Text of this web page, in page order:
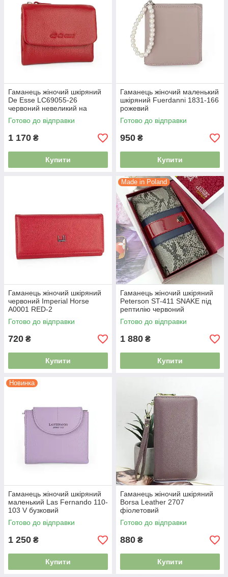
Гаманець жіночий шкіряний
De Esse LC69055-26
червоний невеликий на
магніті
Готово до відправки
1 170 ₴
Купити
Гаманець жіночий маленький
шкіряний Fuerdanni 1831-166
рожевий
Готово до відправки
950 ₴
Купити
Гаманець жіночий шкіряний
червоний Imperial Horse
A0001 RED-2
Готово до відправки
720 ₴
Купити
Made in Poland
Гаманець жіночий шкіряний
Peterson ST-411 SNAKE під
рептилію червоний
Готово до відправки
1 880 ₴
Купити
Новинка
Гаманець жіночий шкіряний
маленький Las Fernando 110-
103 V бузковий
Готово до відправки
1 250 ₴
Купити
Гаманець жіночий шкіряний
Borsa Leather 2707
фіолетовий
Готово до відправки
880 ₴
Купити